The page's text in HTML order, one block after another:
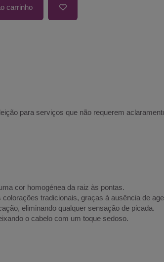
carrinho
para serviços que não requerem
cor homogénea da raiz às pontas.
tradicionais, graças à ausência de
eliminando qualquer sensação de picada.
o cabelo com um toque sedoso.